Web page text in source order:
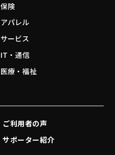
保険
アパレル
サービス
IT・通信
医療・福祉
ご利用者の声
サポーター紹介